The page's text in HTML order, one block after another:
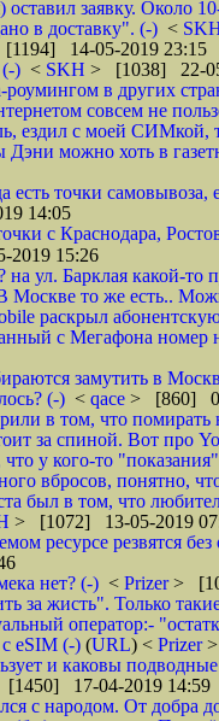
заявку. Около
в доставку". (-) <
14-05-2019 23:15
) < SKH > [1038] 22-
роумингом в других
совсем не
ездил с моей СИМкой,
можно хоть в
есть точки
14:05
с Краснодара,
15:26
ул. Барклая какой-то
Москве то же есть..
раскрыл
с Мегафона номер
замутить в
(-) < qace > [860]
в том, что
за спиной. Вот про
у кого-то "показания"
вбросов, понятно,
был в том, что
> [1072] 13-05-2019
ресурсе резвятся
нет? (-) < Prizer>
за жисть". Только
оператор:-
еSIM (-) (URL) < Prizer
и каковы
17-04-2019 14:59
с народом. От добра